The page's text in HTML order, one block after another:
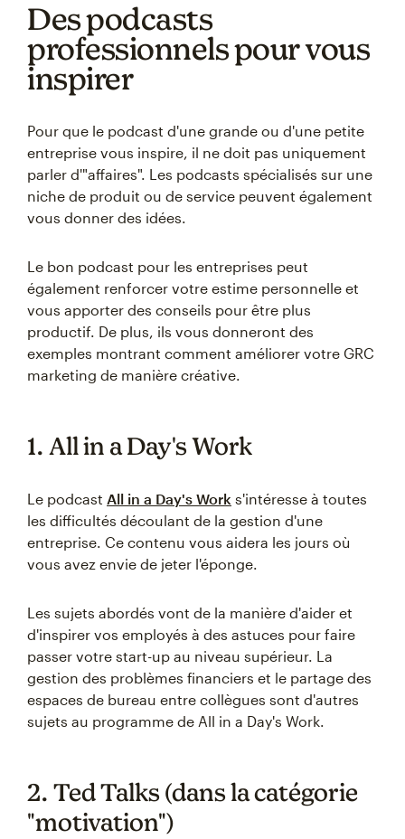
Des podcasts
professionnels pour vous
inspirer
Pour que le podcast d'une grande ou d'une petite
entreprise vous inspire, il ne doit pas uniquement
parler d'"affaires". Les podcasts spécialisés sur une
niche de produit ou de service peuvent également
vous donner des idées.
Le bon podcast pour les entreprises peut
également renforcer votre estime personnelle et
vous apporter des conseils pour être plus
productif. De plus, ils vous donneront des
exemples montrant comment améliorer votre GRC
marketing de manière créative.
1. All in a Day's Work
Le podcast All in a Day's Work s'intéresse à toutes
les difficultés découlant de la gestion d'une
entreprise. Ce contenu vous aidera les jours où
vous avez envie de jeter l'éponge.
Les sujets abordés vont de la manière d'aider et
d'inspirer vos employés à des astuces pour faire
passer votre start-up au niveau supérieur. La
gestion des problèmes financiers et le partage des
espaces de bureau entre collègues sont d'autres
sujets au programme de All in a Day's Work.
2. Ted Talks (dans la catégorie
"motivation")